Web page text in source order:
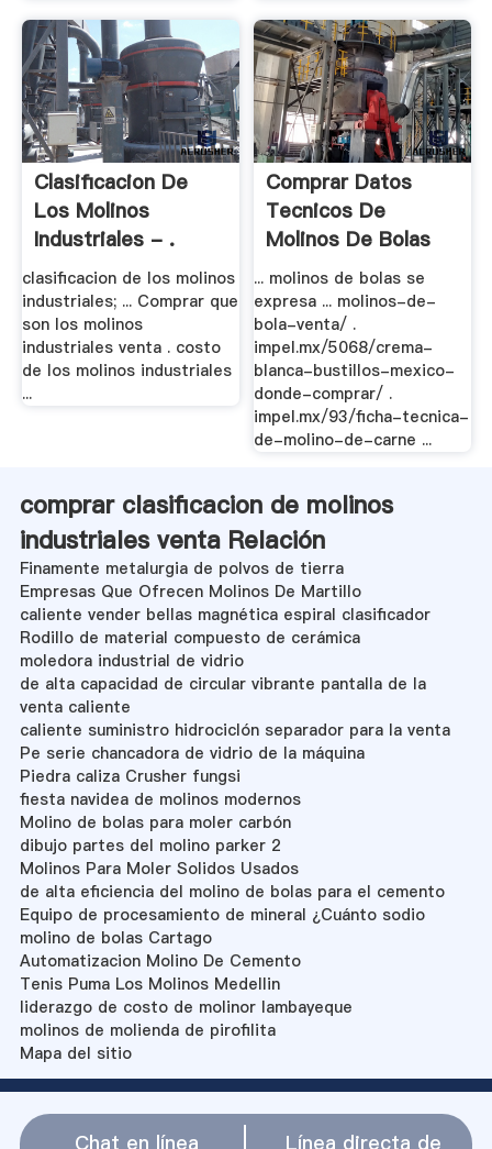
Clasificacion De
Los Molinos
Industriales - .
clasificacion de los molinos
industriales; ... Comprar que
son los molinos
industriales venta . costo
de los molinos industriales
...
Comprar Datos
Tecnicos De
Molinos De Bolas
Venta
... molinos de bolas se
expresa ... molinos-de-
bola-venta/ .
impel.mx/5068/crema-
blanca-bustillos-mexico-
donde-comprar/ .
impel.mx/93/ficha-tecnica-
de-molino-de-carne ...
comprar clasificacion de molinos
industriales venta Relación
Finamente metalurgia de polvos de tierra
Empresas Que Ofrecen Molinos De Martillo
caliente vender bellas magnética espiral clasificador
Rodillo de material compuesto de cerámica
moledora industrial de vidrio
de alta capacidad de circular vibrante pantalla de la
venta caliente
caliente suministro hidrociclón separador para la venta
Pe serie chancadora de vidrio de la máquina
Piedra caliza Crusher fungsi
fiesta navidea de molinos modernos
Molino de bolas para moler carbón
dibujo partes del molino parker 2
Molinos Para Moler Solidos Usados
de alta eficiencia del molino de bolas para el cemento
Equipo de procesamiento de mineral ¿Cuánto sodio
molino de bolas Cartago
Automatizacion Molino De Cemento
Tenis Puma Los Molinos Medellin
liderazgo de costo de molinor lambayeque
molinos de molienda de pirofilita
Mapa del sitio
Chat en línea Línea directa de